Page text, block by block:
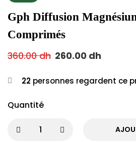
Gph Diffusion
Comprimés
360.00dh 260.00 dh
22 personnes regardent ce
Quantité